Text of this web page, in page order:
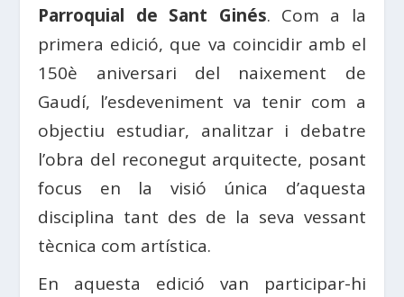
Parroquial de Sant Ginés. Com a la
primera edició, que va coincidir amb el
150è aniversari del naixement de
Gaudí, l’esdeveniment va tenir com a
objectiu estudiar, analitzar i debatre
l’obra del reconegut arquitecte, posant
focus en la visió única d’aquesta
disciplina tant des de la seva vessant
tècnica com artística.
En aquesta edició van participar-hi